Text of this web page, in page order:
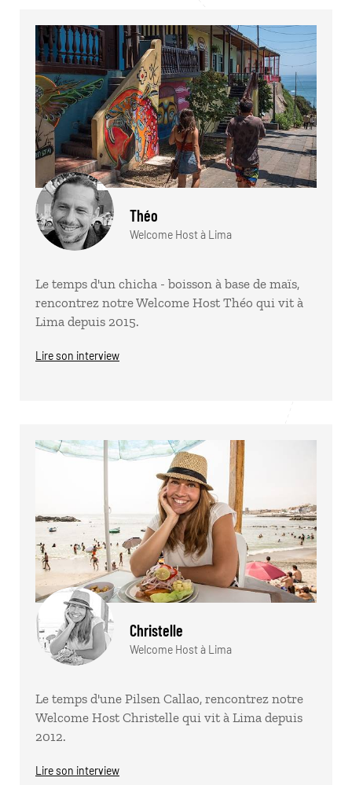
Théo
Welcome Host à Lima
Le temps d'un chicha - boisson à base de maïs,
rencontrez notre Welcome Host Théo qui vit à
Lima depuis 2015.
Lire son interview
Christelle
Welcome Host à Lima
Le temps d'une Pilsen Callao, rencontrez notre
Welcome Host Christelle qui vit à Lima depuis
2012.
Lire son interview